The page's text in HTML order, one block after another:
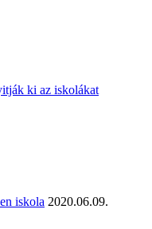
ki az iskolákat
iskola 2020.06.09.